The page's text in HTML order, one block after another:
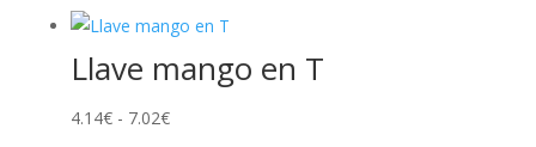
Llave mango en T
4.14€ - 7.02€Rango